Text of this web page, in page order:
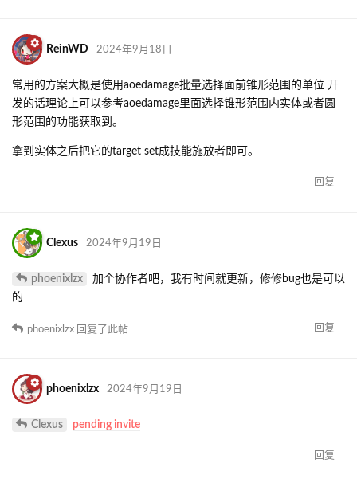
ReinWD 2024年9月18日
常用的方案大概是使用aoedamage批量选择面前锥形范围的单位 开
发的话理论上可以参考aoedamage里面选择锥形范围内实体或者圆
形范围的功能获取到。
拿到实体之后把它的target set成技能施放者即可。
回复
Clexus 2024年9月19日
phoenixlzx
加个协作者吧，我有时间就更新，修修bug也是可以
的
回复
phoenixlzx 回复了此帖
phoenixlzx 2024年9月19日
Clexus pending invite
回复